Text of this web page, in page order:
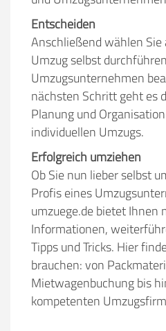
Entscheiden
Anschließend wählen Sie
Umzug selbst
Umzugsunternehmen
nächsten Schritt geht es
Planung und
individuellen Umzugs.
Erfolgreich umziehen
Ob Sie nun lieber selbst
Profis eines
umzuege.de bietet Ihnen
Informationen,
Tipps und Tricks. Hier
brauchen: von
Mietwagenbuchung bis
kompetenten